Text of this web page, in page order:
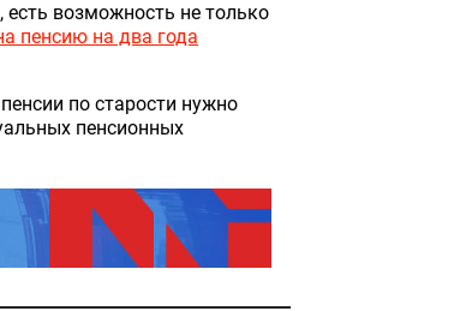
возможность не только
пенсию на два года
по старости нужно
пенсионных